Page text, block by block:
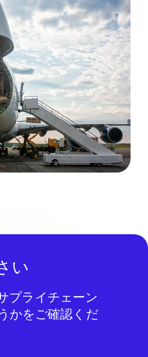
い
プライチェーン
かをご確認くだ